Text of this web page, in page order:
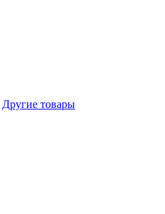
Другие товары